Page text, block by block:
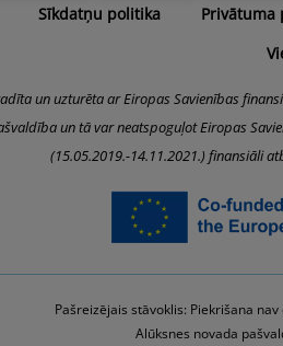
Sīkdatņu politika Privātuma
un uzturēta ar Eiropas Savienības
un tā var neatspoguļot Eiropas
(15.05.2019.-14.11.2021.) finansiāli
Pašreizējais stāvoklis: Piekrišana nav
Alūksnes novada